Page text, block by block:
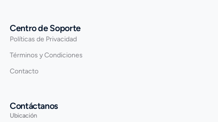
Centro de Soporte
Políticas de Privacidad
Términos y Condiciones
Contacto
Contáctanos
Ubicación